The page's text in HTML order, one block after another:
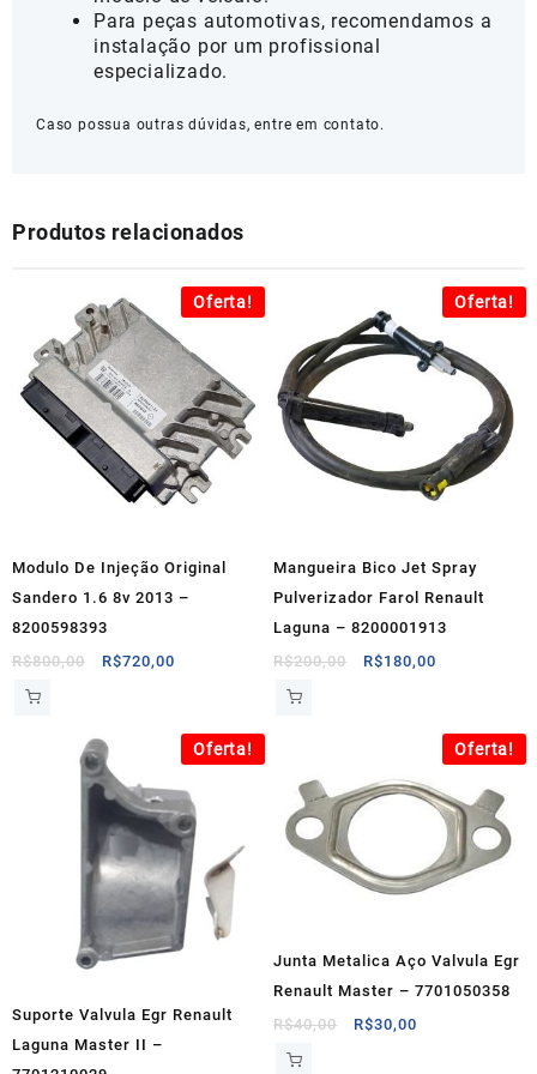
Para peças automotivas, recomendamos a
instalação por um profissional
especializado.
Caso possua outras dúvidas, entre em contato.
Produtos relacionados
Oferta!
Modulo De Injeção Original
Sandero 1.6 8v 2013 –
8200598393
R$800,00
O
R$800,00.
R$720,00
é:
R$720,00.
Oferta!
Mangueira Bico Jet Spray
Pulverizador Farol Renault
Laguna – 8200001913
R$200,00
O
R$180,00
é:
R$180,00.
Oferta!
Suporte Valvula Egr Renault
Laguna Master II –
Oferta!
Junta Metalica Aço Valvula Egr
Renault Master – 7701050358
R$40,00
O
R$30,00